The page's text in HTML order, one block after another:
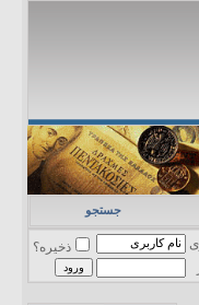
جستجو
ذخیره؟